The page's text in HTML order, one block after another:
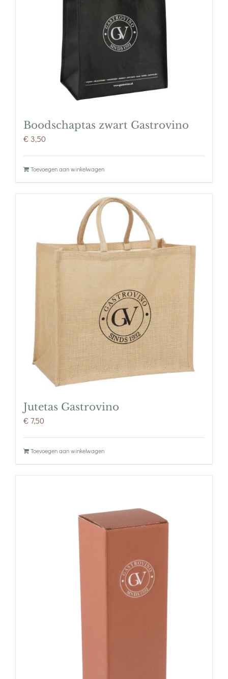
Boodschaptas zwart Gastrovino
€ 3,50
Toevoegen aan winkelwagen
Jutetas Gastrovino
€7,50
Toevoegen aan winkelwagen